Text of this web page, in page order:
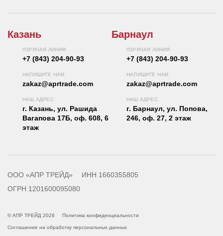
Казань
ГОРЯЧАЯ ЛИНИЯ
+7 (843) 204-90-93
НАПИШИТЕ НАМ
zakaz@aprtrade.com
НАШ АДРЕС
г. Казань, ул. Рашида
Вагапова 17Б, оф. 608, 6
этаж
Барнаул
ГОРЯЧАЯ ЛИНИЯ
+7 (843) 204-90-93
НАПИШИТЕ НАМ
zakaz@aprtrade.com
НАШ АДРЕС
г. Барнаул, ул. Попова,
246, оф. 27, 2 этаж
ООО «АПР ТРЕЙД»
ИНН 1660355805
ОГРН 1201600095080
© АПР ТРЕЙД 2026 Политика конфиденциальности
Соглашение на обработку персональных данных